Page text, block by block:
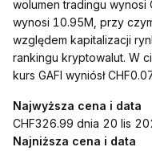
wolumen tradingu wynosi
wynosi 10.95M, przy
względem kapitalizacji
rankingu kryptowalut. W
kurs GAFI wyniósł
Najwyższa cena i data
CHF326.99 dnia 20 lis
Najniższa cena i data